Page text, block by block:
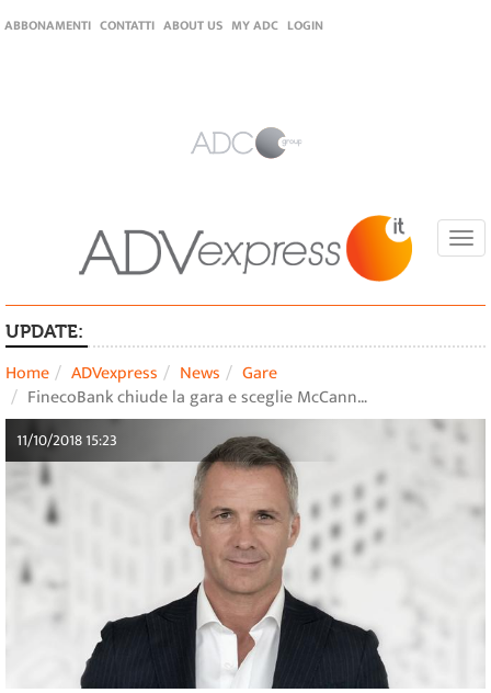
ABBONAMENTI CONTATTI ABOUT US MY ADC LOGIN
UPDATE:
Home ADVexpress News
Gare
FinecoBank chiude la gara e sceglie McCann…
11/10/2018 15:23